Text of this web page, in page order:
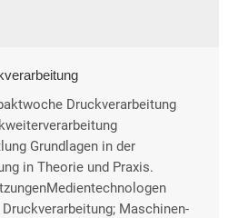
Druckverarbeitung
Grundlagen in der
in Theorie und Praxis.
Maschinen-